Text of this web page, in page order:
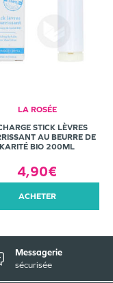
LA ROSÉE
STICK LÈVRES
AU BEURRE DE
KARITÉ BIO 200ML
4,90€
ACHETER
Messagerie
sécurisée